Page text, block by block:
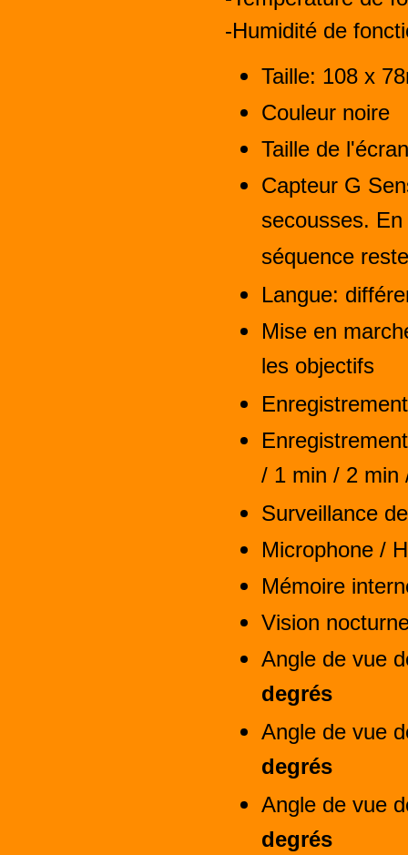
-Humidité de
Taille: 108 x
Couleur noire
Taille de
Capteur G
secousses.
séquence
Langue:
Mise en
les objectifs
/ 1 min / 2 min
Surveillance
Microphone /
Mémoire
Vision
Angle de vue
degrés
Angle de vue
degrés
Angle de vue
degrés